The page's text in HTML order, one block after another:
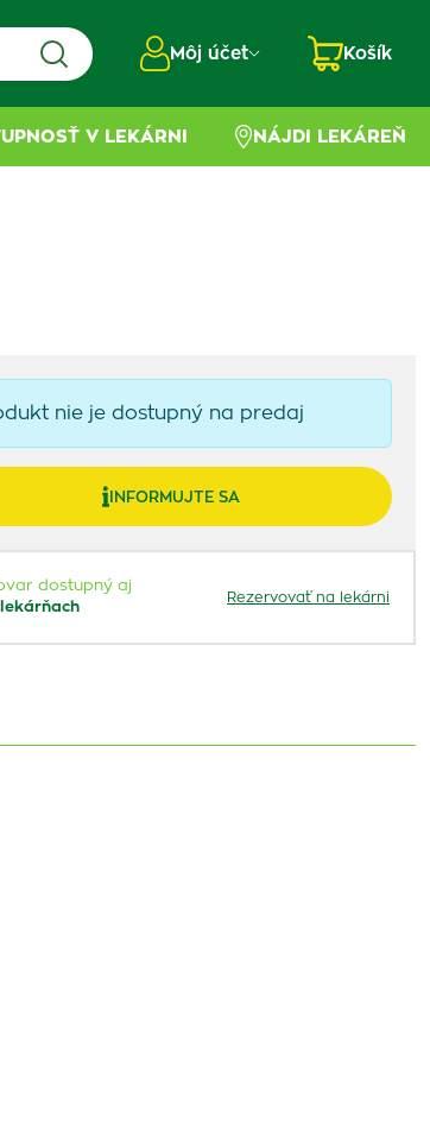
Môj účet Košík
V LEKÁRNI NÁJDI LEKÁREŇ
nie je dostupný na predaj
INFORMUJTE SA
dostupný aj
Rezervovať na lekárni